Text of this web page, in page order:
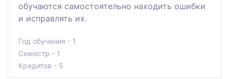
обучаются самостоятельно находить ошибки
и исправлять их.
Год обучения - 1
Семестр - 1
Кредитов - 5